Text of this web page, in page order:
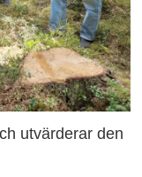
utvärderar den